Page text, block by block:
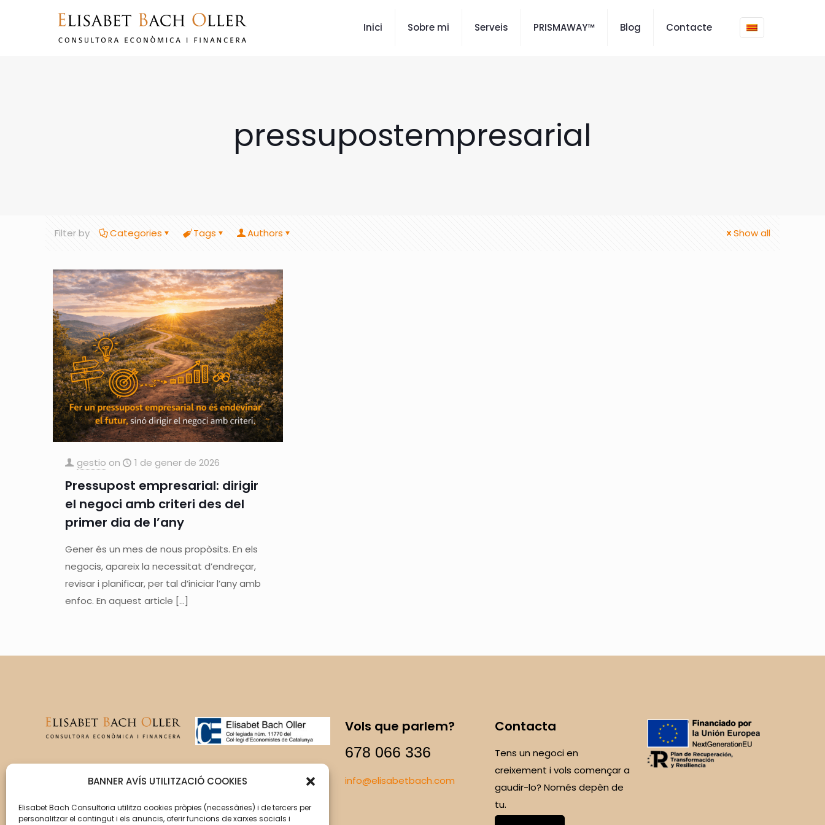
BANNER AVÍS UTILITZACIÓ COOKIES
Elisabet Bach Consultoria utilitza cookies pròpies (necessàries) i de tercers per
personalitzar el contingut i els anuncis, oferir funcions de xarxes socials i
Inici Sobre mi Serveis PRISMAWAY™ Blog Contacte
pressupostempresarial
Filter by Categories Tags Authors Show all
gestio on 1 de gener de 2026
Pressupost empresarial: dirigir
el negoci amb criteri des del
primer dia de l’any
Gener és un mes de nous propòsits. En els
negocis, apareix la necessitat d’endreçar,
revisar i planificar, per tal d’iniciar l’any amb
enfoc. En aquest article […]
del creixement de la teva
empresa perquè aquesta
assoleixi els seus objectius.
Vols que parlem?
678 066 336
info@elisabetbach.com
Contacta
Tens un negoci en
creixement i vols començar a
gaudir-lo? Només depèn de
tu.